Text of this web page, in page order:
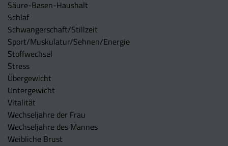
Säure-Basen-Haushalt
Schlaf
Schwangerschaft/Stillzeit
Sport/Muskulatur/Sehnen/Energie
Stoffwechsel
Stress
Übergewicht
Untergewicht
Vitalität
Wechseljahre der Frau
Wechseljahre des Mannes
Weibliche Brust